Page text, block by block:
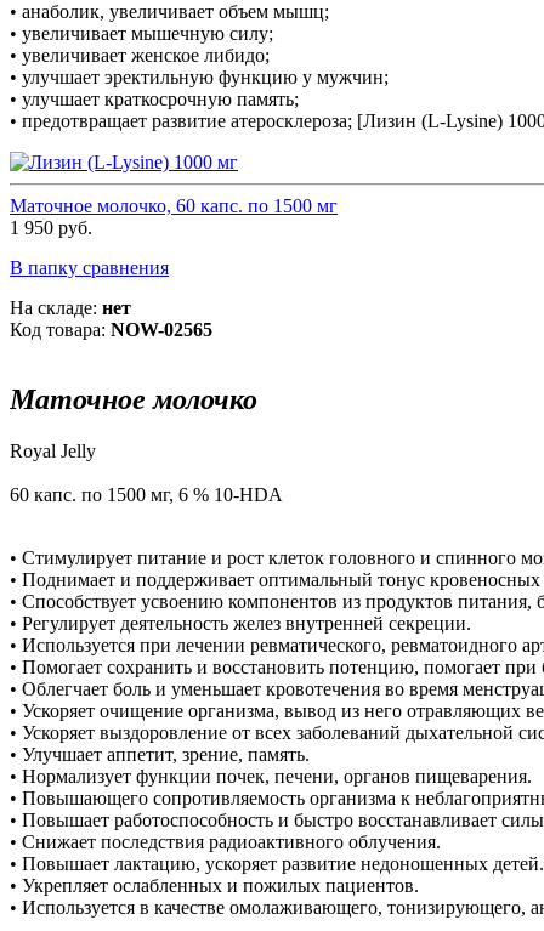
• анаболик, увеличивает объем мышц;
• увеличивает мышечную силу;
• увеличивает женское либидо;
• улучшает эректильную функцию у мужчин;
• улучшает краткосрочную память;
• предотвращает развитие атеросклероза; [Лизин (L-Lysine)
Маточное молочко, 60 капс. по 1500 мг
1 950 руб.
В папку сравнения
На складе: нет
Код товара: NOW-02565
Маточное молочко
Royal Jelly
60 капс. по 1500 мг, 6 % 10-HDA
• Стимулирует питание и рост клеток головного и спинного
• Поднимает и поддерживает оптимальный тонус кровеносных
• Способствует усвоению компонентов из продуктов
• Регулирует деятельность желез внутренней секреции.
• Используется при лечении ревматического, ревматоидного
• Помогает сохранить и восстановить потенцию, помогает
• Облегчает боль и уменьшает кровотечения во время
• Ускоряет очищение организма, вывод из него отравляющих
• Ускоряет выздоровление от всех заболеваний дыхательной
• Улучшает аппетит, зрение, память.
• Нормализует функции почек, печени, органов пищеварения.
• Повышающего сопротивляемость организма к
• Повышает работоспособность и быстро восстанавливает
• Снижает последствия радиоактивного облучения.
• Повышает лактацию, ускоряет развитие недоношенных детей.
• Укрепляет ослабленных и пожилых пациентов.
• Используется в качестве омолаживающего, тонизирующего,